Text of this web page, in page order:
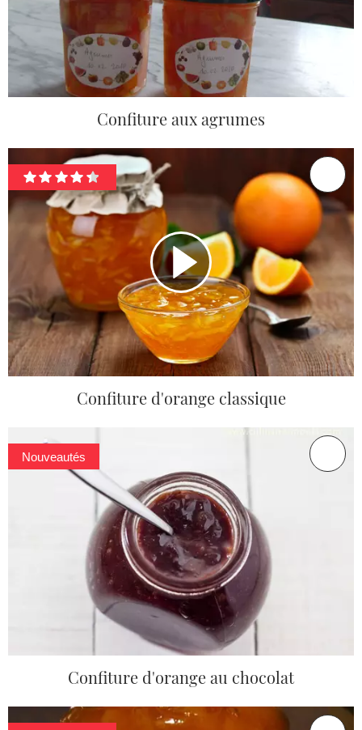
Confiture aux agrumes
Confiture d'orange classique
Nouveautés
Confiture d'orange au chocolat